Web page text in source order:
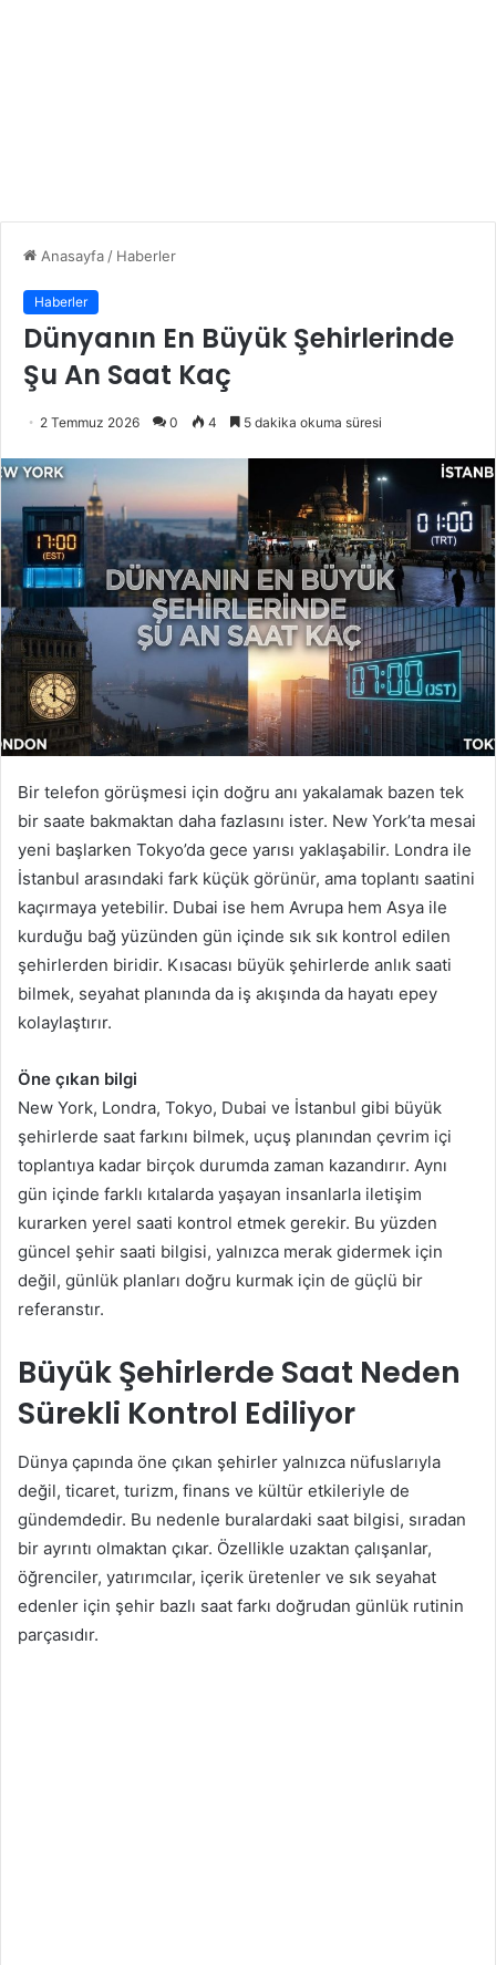
Anasayfa / Haberler
Haberler
Dünyanın En Büyük Şehirlerinde
Şu An Saat Kaç
2 Temmuz 2026 0 4 5 dakika okuma süresi
Bir telefon görüşmesi için doğru anı yakalamak bazen tek
bir saate bakmaktan daha fazlasını ister. New York’ta mesai
yeni başlarken Tokyo’da gece yarısı yaklaşabilir. Londra ile
İstanbul arasındaki fark küçük görünür, ama toplantı saatini
kaçırmaya yetebilir. Dubai ise hem Avrupa hem Asya ile
kurduğu bağ yüzünden gün içinde sık sık kontrol edilen
şehirlerden biridir. Kısacası büyük şehirlerde anlık saati
bilmek, seyahat planında da iş akışında da hayatı epey
kolaylaştırır.
Öne çıkan bilgi
New York, Londra, Tokyo, Dubai ve İstanbul gibi büyük
şehirlerde saat farkını bilmek, uçuş planından çevrim içi
toplantıya kadar birçok durumda zaman kazandırır. Aynı
gün içinde farklı kıtalarda yaşayan insanlarla iletişim
kurarken yerel saati kontrol etmek gerekir. Bu yüzden
güncel şehir saati bilgisi, yalnızca merak gidermek için
değil, günlük planları doğru kurmak için de güçlü bir
referanstır.
Büyük Şehirlerde Saat Neden
Sürekli Kontrol Ediliyor
Dünya çapında öne çıkan şehirler yalnızca nüfuslarıyla
değil, ticaret, turizm, finans ve kültür etkileriyle de
gündemdedir. Bu nedenle buralardaki saat bilgisi, sıradan
bir ayrıntı olmaktan çıkar. Özellikle uzaktan çalışanlar,
öğrenciler, yatırımcılar, içerik üretenler ve sık seyahat
edenler için şehir bazlı saat farkı doğrudan günlük rutinin
parçasıdır.